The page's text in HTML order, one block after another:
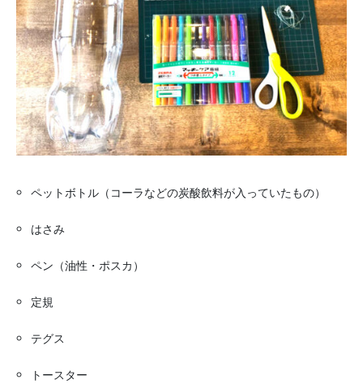
ペットボトル（コーラなどの炭酸飲料が入っていたもの）
はさみ
ペン（油性・ポスカ）
定規
テグス
トースター